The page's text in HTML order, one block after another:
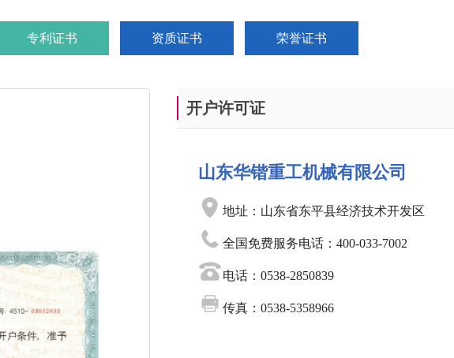
专利证书 资质证书 荣誉证书
开户许可证
山东华锴重工机械有限公司
地址：山东省东平县经济技术开发区
全国免费服务电话：400-033-7002
电话：0538-2850839
传真：0538-5358966